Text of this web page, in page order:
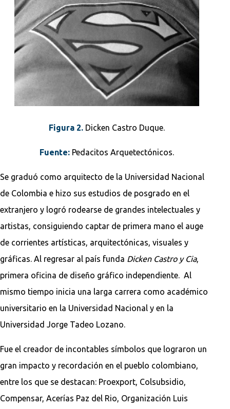
Figura 2. Dicken Castro Duque.
Fuente: Pedacitos Arquetectónicos.
Se graduó como arquitecto de la Universidad Nacional
de Colombia e hizo sus estudios de posgrado en el
extranjero y logró rodearse de grandes intelectuales y
artistas, consiguiendo captar de primera mano el auge
de corrientes artísticas, arquitectónicas, visuales y
gráficas. Al regresar al país funda Dicken Castro y Cia,
primera oficina de diseño gráfico independiente. Al
mismo tiempo inicia una larga carrera como académico
universitario en la Universidad Nacional y en la
Universidad Jorge Tadeo Lozano.
Fue el creador de incontables símbolos que lograron un
gran impacto y recordación en el pueblo colombiano,
entre los que se destacan: Proexport, Colsubsidio,
Compensar, Acerías Paz del Rio, Organización Luis